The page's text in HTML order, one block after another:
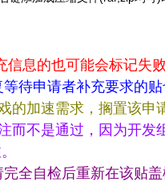
息的也可能会标记失败
待申请者补充要求的
的加速需求，搁置该申
而不是通过，因为开发
全自检后重新在该贴